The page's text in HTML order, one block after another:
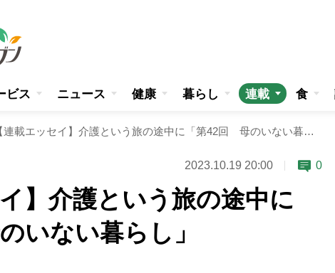
ビス ニュース 健康 暮らし 連載 食
【連載エッセイ】介護という旅の途中に「第42回 母のいない暮らし」
2023.10.19 20:00 0
】介護という旅の途中に
いない暮らし」